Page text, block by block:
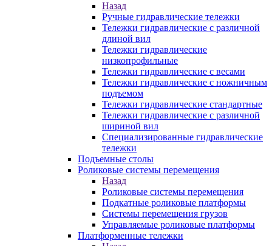
Назад
Ручные гидравлические тележки
Тележки гидравлические с различной
длиной вил
Тележки гидравлические
низкопрофильные
Тележки гидравлические с весами
Тележки гидравлические с ножничным
подъемом
Тележки гидравлические стандартные
Тележки гидравлические с различной
шириной вил
Специализированные гидравлические
тележки
Подъемные столы
Роликовые системы перемещения
Назад
Роликовые системы перемещения
Подкатные роликовые платформы
Системы перемещения грузов
Управляемые роликовые платформы
Платформенные тележки